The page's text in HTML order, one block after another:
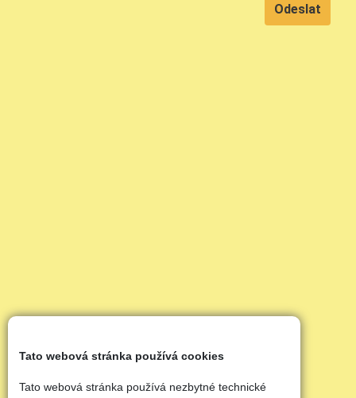
Odeslat
Tato webová stránka používá cookies
Tato webová stránka používá nezbytné technické